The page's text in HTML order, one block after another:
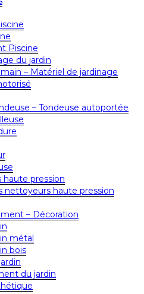
Piscine
du jardin
– Matériel de jardinage
– Tondeuse autoportée
pression
nettoyeurs haute pression
– Décoration
métal
bois
du jardin